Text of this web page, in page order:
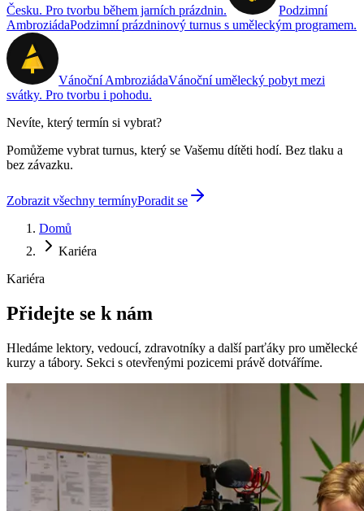
Česku. Pro tvorbu během jarních prázdnin.
Podzimní
AmbroziádaPodzimní prázdninový turnus s uměleckým programem.
Vánoční AmbroziádaVánoční umělecký pobyt mezi
svátky. Pro tvorbu i pohodu.
Nevíte, který termín si vybrat?
Pomůžeme vybrat turnus, který se Vašemu dítěti hodí. Bez tlaku a
bez závazku.
Zobrazit všechny termínyPoradit se
Domů
Kariéra
Kariéra
Přidejte se k nám
Hledáme lektory, vedoucí, zdravotníky a další parťáky pro umělecké
kurzy a tábory. Sekci s otevřenými pozicemi právě dotváříme.